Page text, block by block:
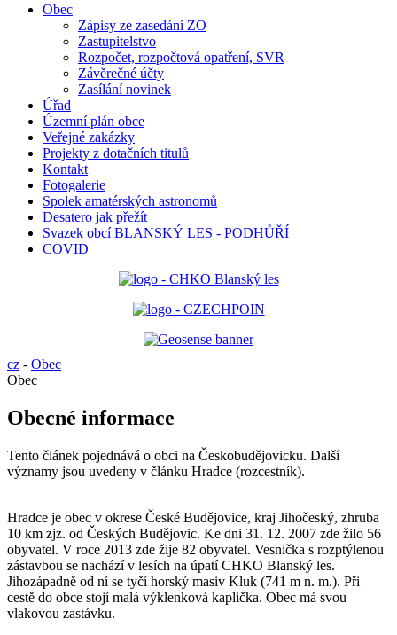
Obec
Zápisy ze zasedání ZO
Zastupitelstvo
Rozpočet, rozpočtová opatření, SVR
Závěrečné účty
Zasílání novinek
Úřad
Územní plán obce
Veřejné zakázky
Projekty z dotačních titulů
Kontakt
Fotogalerie
Spolek amatérských astronomů
Desatero jak přežít
Svazek obcí BLANSKÝ LES - PODHŮŘÍ
COVID
cz - Obec
Obec
Obecné informace
Tento článek pojednává o obci na Českobudějovicku. Další
významy jsou uvedeny v článku Hradce (rozcestník).
Hradce je obec v okrese České Budějovice, kraj Jihočeský, zhruba
10 km zjz. od Českých Budějovic. Ke dni 31. 12. 2007 zde žilo 56
obyvatel. V roce 2013 zde žije 82 obyvatel. Vesnička s rozptýlenou
zástavbou se nachází v lesích na úpatí CHKO Blanský les.
Jihozápadně od ní se tyčí horský masiv Kluk (741 m n. m.). Při
cestě do obce stojí malá výklenková kaplička. Obec má svou
vlakovou zastávku.